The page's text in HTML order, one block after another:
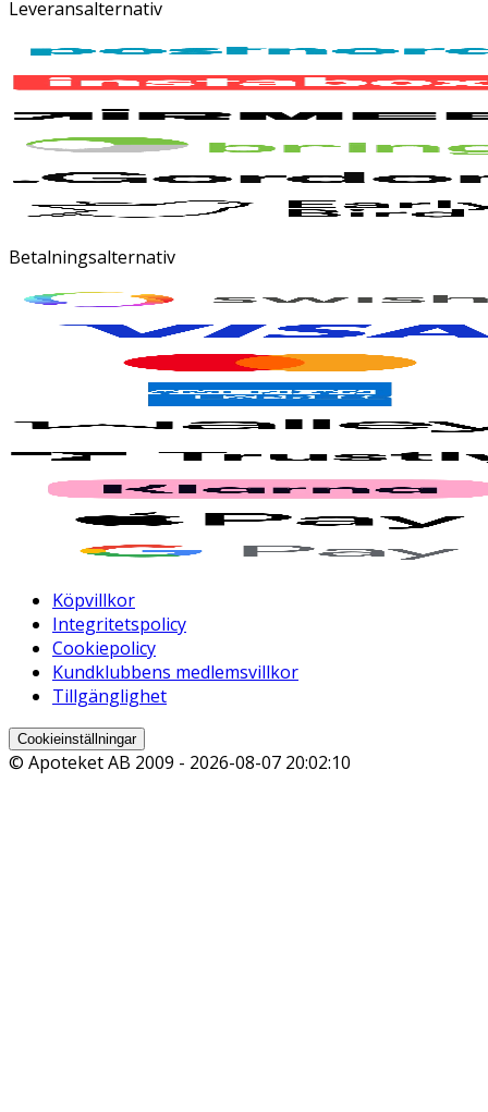
Leveransalternativ
Betalningsalternativ
Köpvillkor
Integritetspolicy
Cookiepolicy
Kundklubbens medlemsvillkor
Tillgänglighet
Cookieinställningar
© Apoteket AB 2009 - 2026-08-07 20:02:10